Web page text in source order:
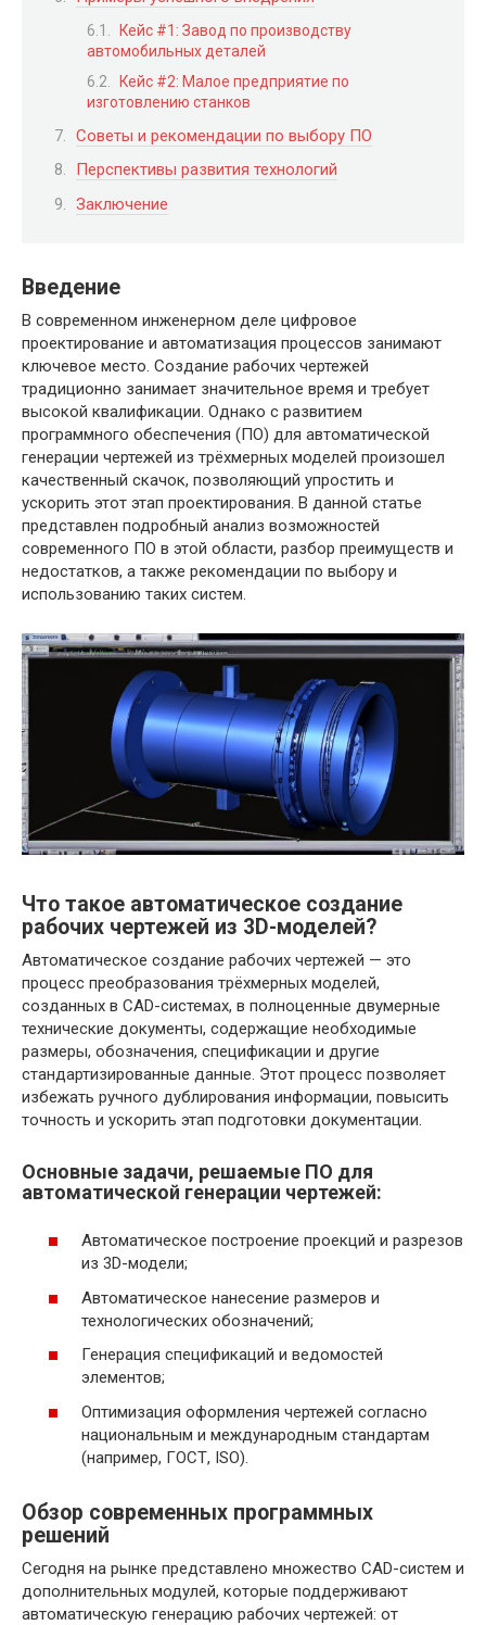
Кейс #1: Завод по производству
автомобильных деталей
Кейс #2: Малое предприятие по
изготовлению станков
Советы и рекомендации по выбору ПО
Перспективы развития технологий
Заключение
Введение
В современном инженерном деле цифровое
проектирование и автоматизация процессов занимают
ключевое место. Создание рабочих чертежей
традиционно занимает значительное время и требует
высокой квалификации. Однако с развитием
программного обеспечения (ПО) для автоматической
генерации чертежей из трёхмерных моделей произошел
качественный скачок, позволяющий упростить и
ускорить этот этап проектирования. В данной статье
представлен подробный анализ возможностей
современного ПО в этой области, разбор преимуществ и
недостатков, а также рекомендации по выбору и
использованию таких систем.
Что такое автоматическое создание
рабочих чертежей из 3D-моделей?
Автоматическое создание рабочих чертежей — это
процесс преобразования трёхмерных моделей,
созданных в CAD-системах, в полноценные двумерные
технические документы, содержащие необходимые
размеры, обозначения, спецификации и другие
стандартизированные данные. Этот процесс позволяет
избежать ручного дублирования информации, повысить
точность и ускорить этап подготовки документации.
Основные задачи, решаемые ПО для
автоматической генерации чертежей:
Автоматическое построение проекций и разрезов
из 3D-модели;
Автоматическое нанесение размеров и
технологических обозначений;
Генерация спецификаций и ведомостей
элементов;
Оптимизация оформления чертежей согласно
национальным и международным стандартам
(например, ГОСТ, ISO).
Обзор современных программных
решений
Сегодня на рынке представлено множество CAD-систем и
дополнительных модулей, которые поддерживают
автоматическую генерацию рабочих чертежей: от